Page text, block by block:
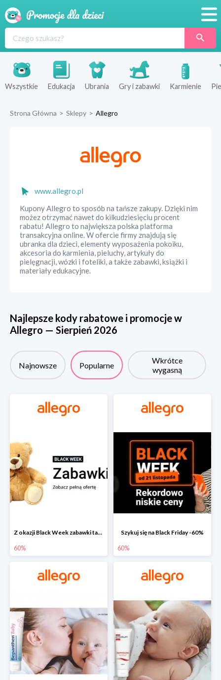
Produkty
Sklepy
Wszystkie Edukacja Ubrania Gry i zabawki Karmienie
Strona Główna > Sklepy > Allegro
www.allegro.pl
Kupony Allegro to sposób na tańsze zakupy. Dzięki nim
możez otrzymać nawet do kilkudziesięciu procent
rabatu! Allegro to największa polska platforma
transakcyjna online. W ofercie firmy znajdują się
ubranka dla dzieci, elementy wyposażenia pokoiku,
akcesoria do karmienia, pieluchy, artykuły do
pielęgnacji, wózki i foteliki, a także zabawki, książki i
materiały edukacyjne.
Najlepsze kody rabatowe i promocje w
Allegro — Sierpień 2026
Najnowsze Popularne
Wkrótce
wygasną
Z okazji Black Week zabawki taniej na allegro.pl
60%
Szykuj się na Black Friday -60%
60%